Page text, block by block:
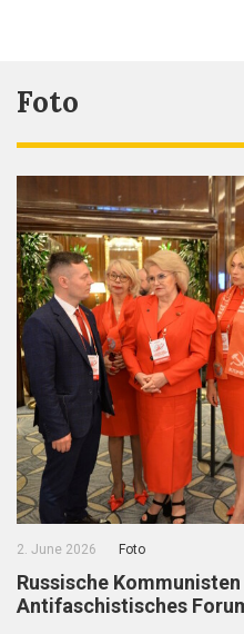
Foto
2. June 2026 Foto
Russische
Antifaschistisches